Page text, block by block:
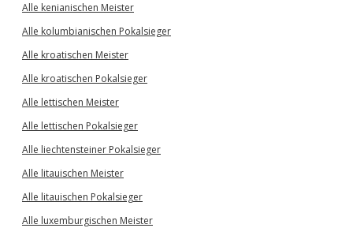
Alle kenianischen Meister
Alle kolumbianischen Pokalsieger
Alle kroatischen Meister
Alle kroatischen Pokalsieger
Alle lettischen Meister
Alle lettischen Pokalsieger
Alle liechtensteiner Pokalsieger
Alle litauischen Meister
Alle litauischen Pokalsieger
Alle luxemburgischen Meister